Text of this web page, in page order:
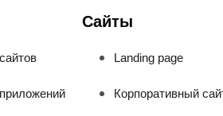
Сайты
Landing page
Корпоративный